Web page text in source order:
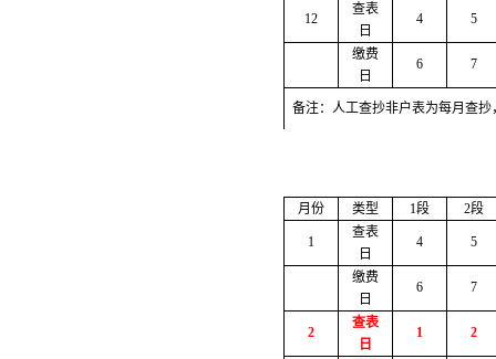
12
查表
日
4 5
缴费
日
6 7
备注：人工查抄非户表为每月查
月份 类型 1段 2段
1
查表
日
4 5
缴费
日
6 7
2
查表
日
1 2